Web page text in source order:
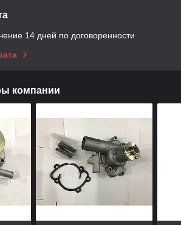
14 дней по договоренности
компании